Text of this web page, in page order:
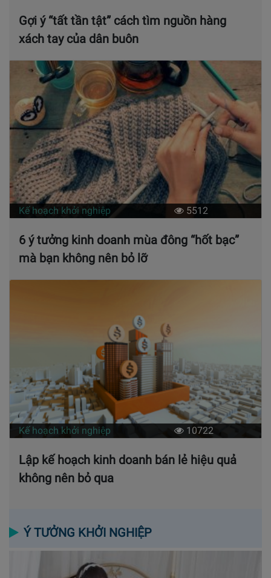
Gợi ý “tất tần tật” cách tìm nguồn hàng
xách tay của dân buôn
Kế hoạch khởi nghiệp 5512
6 ý tưởng kinh doanh mùa đông “hốt bạc”
mà bạn không nên bỏ lỡ
Kế hoạch khởi nghiệp 10722
Lập kế hoạch kinh doanh bán lẻ hiệu quả
không nên bỏ qua
Ý TƯỞNG KHỞI NGHIỆP